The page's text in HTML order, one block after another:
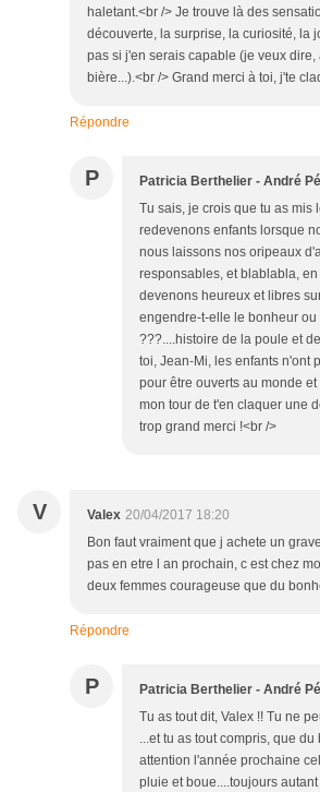
haletant.<br /> Je trouve là des
découverte, la surprise, la curiosité, la
pas si j'en serais capable (je veux dire,
bière...).<br /> Grand merci à toi, j'te
Répondre
P Patricia Berthelier - André
Tu sais, je crois que tu as mis
redevenons enfants lorsque
nous laissons nos oripeaux
responsables, et blablabla,
devenons heureux et libres
engendre-t-elle le bonheur ou
???....histoire de la poule et
toi, Jean-Mi, les enfants n'ont
pour être ouverts au monde
mon tour de t'en claquer une
trop grand merci !<br />
V Valex 20/04/2017 18:20
Bon faut vraiment que j achete un
pas en etre l an prochain, c est chez
deux femmes courageuse que du
Répondre
P Patricia Berthelier - André
Tu as tout dit, Valex !! Tu ne
...et tu as tout compris, que
attention l'année prochaine
pluie et boue....toujours